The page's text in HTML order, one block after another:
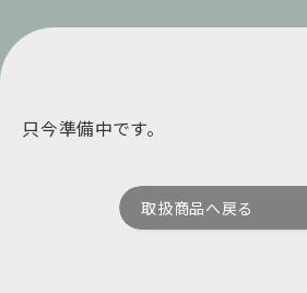
只今準備中です。
取扱商品へ戻る